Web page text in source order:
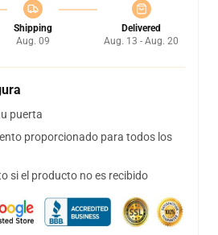
Shipping
Aug. 09
Delivered
Aug. 13 - Aug. 20
puerta
proporcionado para todos los
si el producto no es recibido